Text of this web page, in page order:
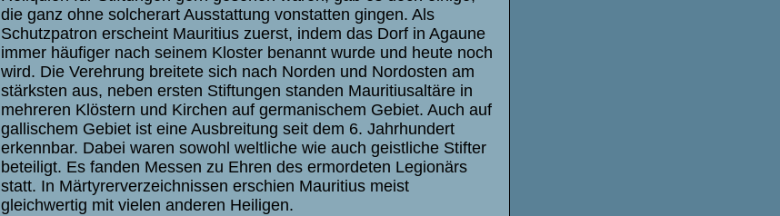
die ganz ohne solcherart Ausstattung vonstatten gingen. Als
Schutzpatron erscheint Mauritius zuerst, indem das Dorf in Agaune
immer häufiger nach seinem Kloster benannt wurde und heute noch
wird. Die Verehrung breitete sich nach Norden und Nordosten am
stärksten aus, neben ersten Stiftungen standen Mauritiusaltäre in
mehreren Klöstern und Kirchen auf germanischem Gebiet. Auch auf
gallischem Gebiet ist eine Ausbreitung seit dem 6. Jahrhundert
erkennbar. Dabei waren sowohl weltliche wie auch geistliche Stifter
beteiligt. Es fanden Messen zu Ehren des ermordeten Legionärs
statt. In Märtyrerverzeichnissen erschien Mauritius meist
gleichwertig mit vielen anderen Heiligen.